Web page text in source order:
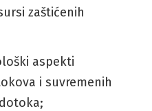
zaštićenih
aspekti
i suvremenih